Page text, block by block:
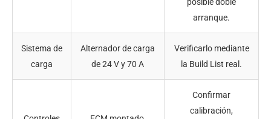
arranque.
Sistema de
carga
Alternador de carga
de 24 V y 70 A
Verificarlo mediante
la Build List real.
Confirmar
calibración,